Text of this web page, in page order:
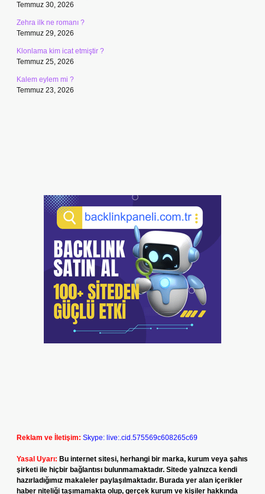
Temmuz 30, 2026
Zehra ilk ne romanı ?
Temmuz 29, 2026
Klonlama kim icat etmiştir ?
Temmuz 25, 2026
Kalem eylem mi ?
Temmuz 23, 2026
Reklam ve İletişim: Skype: live:.cid.575569c608265c69
Yasal Uyarı: Bu internet sitesi, herhangi bir marka, kurum veya şahıs
şirketi ile hiçbir bağlantısı bulunmamaktadır. Sitede yalnızca kendi
hazırladığımız makaleler paylaşılmaktadır. Burada yer alan içerikler
haber niteliği taşımamakta olup, gerçek kurum ve kişiler hakkında